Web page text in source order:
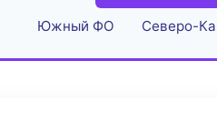
Южный ФО Северо-